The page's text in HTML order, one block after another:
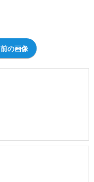
前の画像